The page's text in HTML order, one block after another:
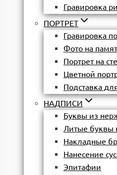
Гравировка
ПОРТРЕТ
Гравировка
Фото на
Портрет на
Цветной
Подставка
НАДПИСИ
Буквы из
Литые буквы
Накладные
Нанесение
Эпитафии